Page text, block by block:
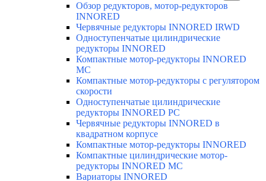
Обзор редукторов, мотор-редукторов
INNORED
Червячные редукторы INNORED IRWD
Одноступенчатые цилиндрические
редукторы INNORED
Компактные мотор-редукторы INNORED
MC
Компактные мотор-редукторы с регулятором
скорости
Одноступенчатые цилиндрические
редукторы INNORED PC
Червячные редукторы INNORED в
квадратном корпусе
Компактные мотор-редукторы INNORED
Компактные цилиндрические мотор-
редукторы INNORED MC
Вариаторы INNORED